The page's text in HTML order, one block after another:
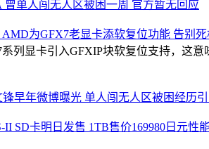
单人闯无人区被困一周 官方暂无回应
为GFX7老显卡添软复位功能 告别
列显卡引入GFXIP块软复位支持，这
锋早年微博曝光 单人闯无人区被困经历
II SD卡明日发售 1TB售价169980日元性